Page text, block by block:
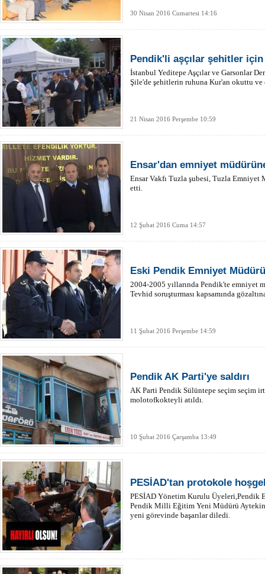
30 Nisan 2016 Cumartesi 14:16
Pendik'li aşçılar şehitler
İstanbul Yeditepe Aşçılar ve Garsonlar
Şile'de şehitlerin ruhuna Kur'an okuttu ve
21 Nisan 2016 Perşembe 10:59
Ensar'dan emniyet
Ensar Vakfı Tuzla şubesi, Tuzla Emniyet
etti.
12 Şubat 2016 Cuma 14:57
Eski Pendik Emniyet
2004-2005 yıllarında Pendik'te emniyet
Tevhid soruşturması kapsamında
11 Şubat 2016 Perşembe 14:59
Pendik AK Parti'ye saldırı
AK Parti Pendik Sülüntepe seçim seçim
molotofkokteyli atıldı.
10 Şubat 2016 Çarşamba 13:49
PESİAD'tan protokole
PESİAD Yönetim Kurulu Üyeleri,Pendik
Pendik Milli Eğitim Yeni Müdürü Aytekin
yeni görevinde başarılar diledi.